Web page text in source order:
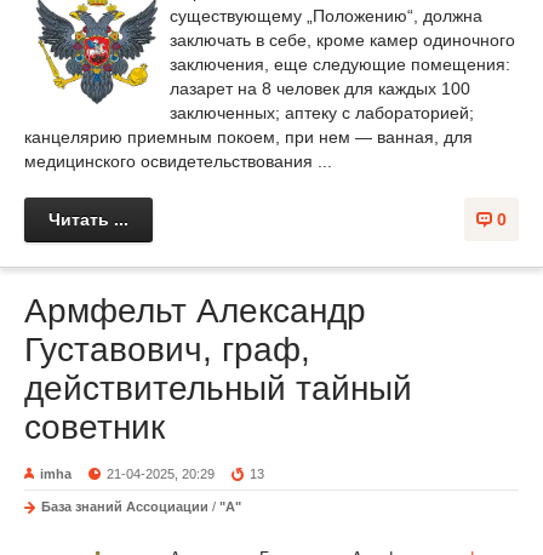
существующему „Положению“, должна
заключать в себе, кроме камер одиночного
заключения, еще следующие помещения:
лазарет на 8 человек для каждых 100
заключенных; аптеку с лабораторией;
канцелярию приемным покоем, при нем — ванная, для
медицинского освидетельствования ...
0
Читать ...
Армфельт Александр
Густавович, граф,
действительный тайный
советник
imha 21-04-2025, 20:29 13
База знаний Ассоциации / "А"